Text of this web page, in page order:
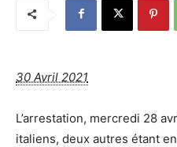
30 Avril 2021
L’arrestation, mercredi 28
italiens, deux autres étant